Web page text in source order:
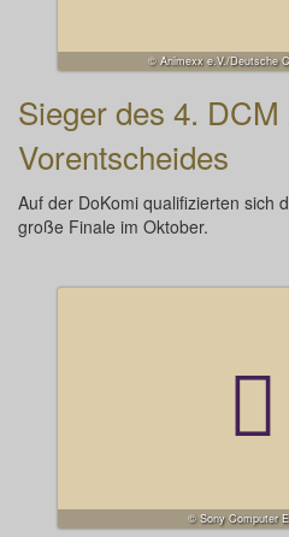
© Animexx e.V./Deutsche
Sieger des 4. DCM
Vorentscheides
Auf der DoKomi qualifizierten sich
große Finale im Oktober.
© Sony Computer